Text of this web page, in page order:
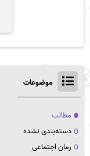
موضوعات
مطالب
دسته‌بندی نشده
رمان اجتماعی